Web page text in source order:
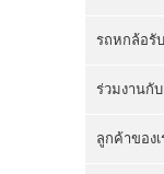
รถหกล้อรั
ร่วมงานกับ
ลูกค้าของเ